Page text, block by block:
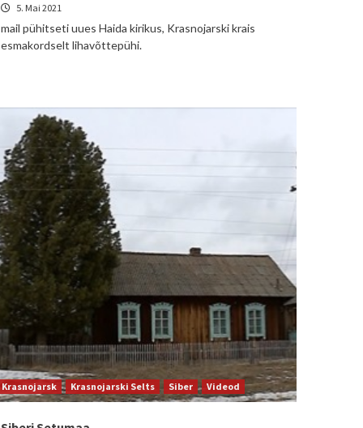
5. Mai 2021
mail pühitseti uues Haida kirikus, Krasnojarski krais
esmakordselt lihavõttepühi.
Krasnojarsk Krasnojarski Selts Siber Videod